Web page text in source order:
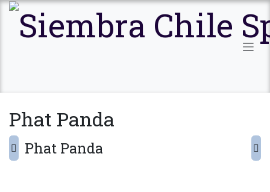
Ir al contenido
Phat Panda
Phat Panda